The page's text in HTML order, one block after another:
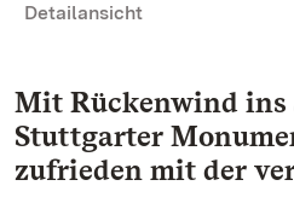
Detailansicht
Mit Rückenwind ins
Stuttgarter
zufrieden mit der